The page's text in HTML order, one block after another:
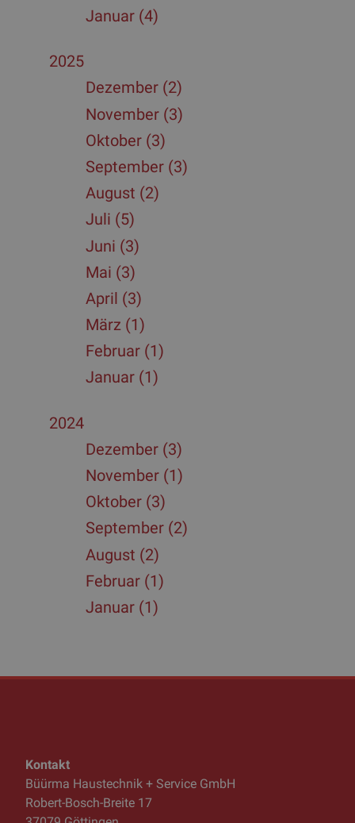
Januar (4)
2025
Dezember (2)
November (3)
Oktober (3)
September (3)
August (2)
Juli (5)
Juni (3)
Mai (3)
April (3)
März (1)
Februar (1)
Januar (1)
2024
Dezember (3)
November (1)
Oktober (3)
September (2)
August (2)
Februar (1)
Januar (1)
Kontakt
Büürma Haustechnik + Service GmbH
Robert-Bosch-Breite 17